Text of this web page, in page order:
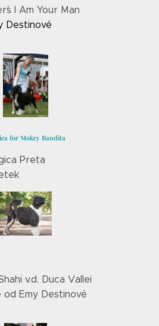
I Am Your Man
Destinové
for Mokry Bandita
Preta
v.d. Duca Vallei
Emy Destinové